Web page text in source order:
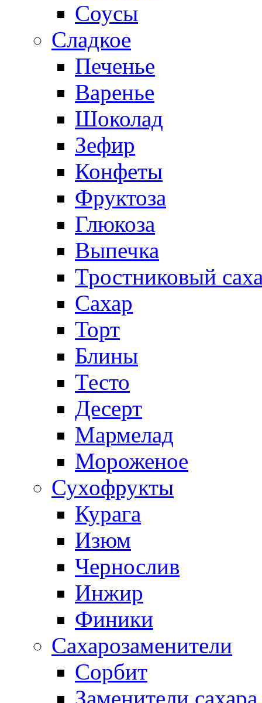
Соусы
Сладкое
Печенье
Варенье
Шоколад
Зефир
Конфеты
Фруктоза
Глюкоза
Выпечка
Тростниковый
Сахар
Торт
Блины
Тесто
Десерт
Мармелад
Мороженое
Сухофрукты
Курага
Изюм
Чернослив
Инжир
Финики
Сахарозаменители
Сорбит